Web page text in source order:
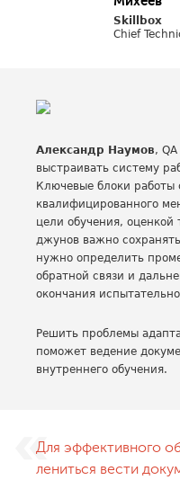
Skillbox
Chief
Александр Наумов,
выстраивать систему
Ключевые блоки работы
квалифицированного
цели обучения, оценкой
джунов важно
нужно определить
обратной связи и
окончания
Решить проблемы
поможет ведение
внутреннего обучения.
Для эффективного
лениться вести